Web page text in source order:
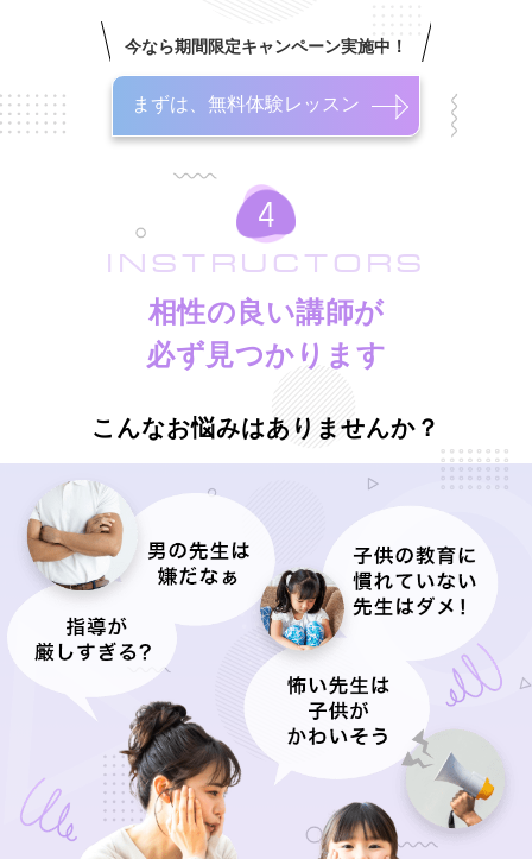
今なら期間限定キャンペーン実施中！
まずは、無料体験レッスン
INSTRUCTORS
相性の良い講師が
必ず見つかります
こんなお悩みはありませんか？